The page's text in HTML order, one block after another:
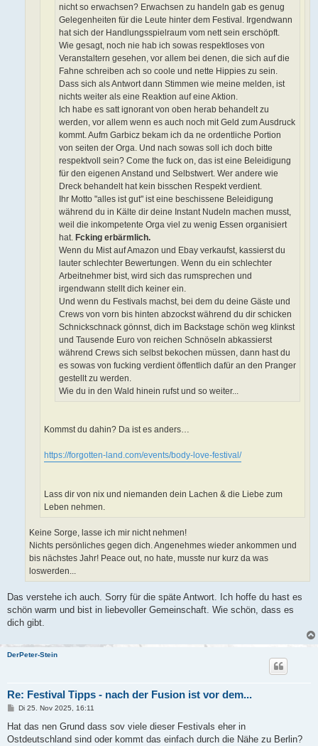
nicht so erwachsen? Erwachsen zu handeln gab es genug
Gelegenheiten für die Leute hinter dem Festival. Irgendwann
hat sich der Handlungsspielraum vom nett sein erschöpft.
Wie gesagt, noch nie hab ich sowas respektloses von
Veranstaltern gesehen, vor allem bei denen, die sich auf die
Fahne schreiben ach so coole und nette Hippies zu sein.
Dass sich als Antwort dann Stimmen wie meine melden, ist
nichts weiter als eine Reaktion auf eine Aktion.
Ich habe es satt ignorant von oben herab behandelt zu
werden, vor allem wenn es auch noch mit Geld zum Ausdruck
kommt. Aufm Garbicz bekam ich da ne ordentliche Portion
von seiten der Orga. Und nach sowas soll ich doch bitte
respektvoll sein? Come the fuck on, das ist eine Beleidigung
für den eigenen Anstand und Selbstwert. Wer andere wie
Dreck behandelt hat kein bisschen Respekt verdient.
Ihr Motto "alles ist gut" ist eine beschissene Beleidigung
während du in Kälte dir deine Instant Nudeln machen musst,
weil die inkompetente Orga viel zu wenig Essen organisiert
hat. Fcking erbärmlich.
Wenn du Mist auf Amazon und Ebay verkaufst, kassierst du
lauter schlechter Bewertungen. Wenn du ein schlechter
Arbeitnehmer bist, wird sich das rumsprechen und
irgendwann stellt dich keiner ein.
Und wenn du Festivals machst, bei dem du deine Gäste und
Crews von vorn bis hinten abzockst während du dir schicken
Schnickschnack gönnst, dich im Backstage schön weg klinkst
und Tausende Euro von reichen Schnöseln abkassierst
während Crews sich selbst bekochen müssen, dann hast du
es sowas von fucking verdient öffentlich dafür an den Pranger
gestellt zu werden.
Wie du in den Wald hinein rufst und so weiter...
Kommst du dahin? Da ist es anders…
https://forgotten-land.com/events/body-love-festival/
Lass dir von nix und niemanden dein Lachen & die Liebe zum
Leben nehmen.
Keine Sorge, lasse ich mir nicht nehmen!
Nichts persönliches gegen dich. Angenehmes wieder ankommen und
bis nächstes Jahr! Peace out, no hate, musste nur kurz da was
loswerden...
Das verstehe ich auch. Sorry für die späte Antwort. Ich hoffe du hast es
schön warm und bist in liebevoller Gemeinschaft. Wie schön, dass es
dich gibt.
DerPeter-Stein
Re: Festival Tipps - nach der Fusion ist vor dem...
B
i
r
Di 25. Nov 2025, 16:11
Hat das nen Grund dass sov viele dieser Festivals eher in
Ostdeutschland sind oder kommt das einfach durch die Nähe zu Berlin?